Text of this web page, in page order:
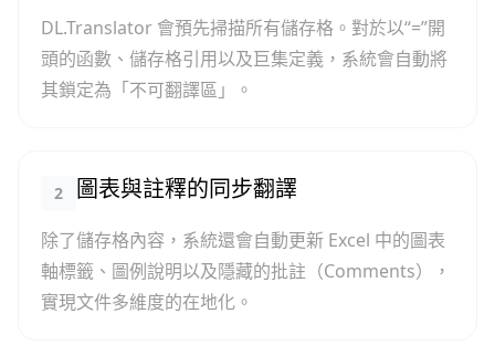
DL.Translator 會預先掃描所有儲存格。對於以“=”開
頭的函數、儲存格引用以及巨集定義，系統會自動將
其鎖定為「不可翻譯區」。
2 圖表與註釋的同步翻譯
除了儲存格內容，系統還會自動更新 Excel 中的圖表
軸標籤、圖例說明以及隱藏的批註（Comments），
實現文件多維度的在地化。